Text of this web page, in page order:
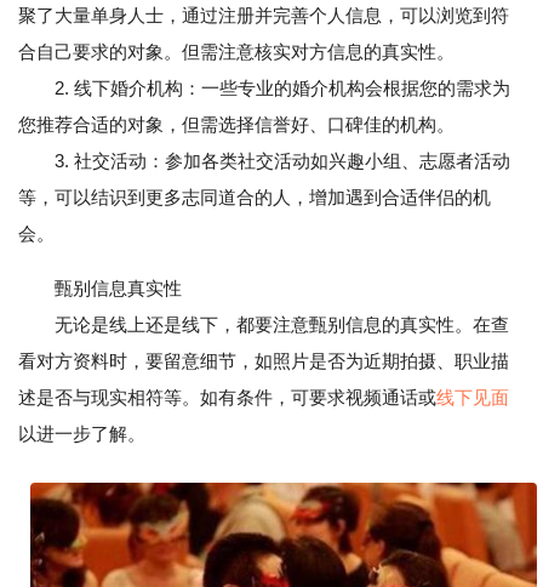
聚了大量单身人士，通过注册并完善个人信息，可以浏览到符
合自己要求的对象。但需注意核实对方信息的真实性。
2. 线下婚介机构：一些专业的婚介机构会根据您的需求为
您推荐合适的对象，但需选择信誉好、口碑佳的机构。
3. 社交活动：参加各类社交活动如兴趣小组、志愿者活动
等，可以结识到更多志同道合的人，增加遇到合适伴侣的机
会。
甄别信息真实性
无论是线上还是线下，都要注意甄别信息的真实性。在查
看对方资料时，要留意细节，如照片是否为近期拍摄、职业描
述是否与现实相符等。如有条件，可要求视频通话或线下见面
以进一步了解。